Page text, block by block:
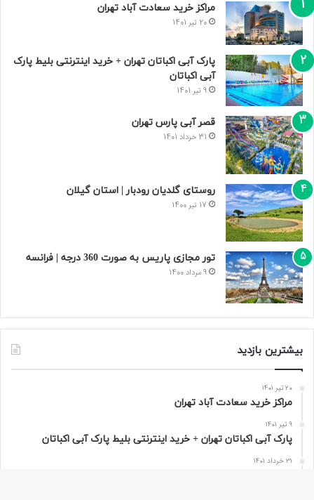
مراکز خرید سعادت‌ آباد تهران
20 تیر 1401
پارک آبی اکباتان تهران + خرید اینترنتی بلیط پارک
آبی اکباتان
9 تیر 1401
قصر آبی پارس تهران
31 خرداد 1401
روستای گلدیان رودبار | استان گیلان
17 تیر 1400
تور مجازی پاریس به صورت 360 درجه | فرانسه
9 مرداد 1400
بیشترین بازدید
20 تیر 1401
مراکز خرید سعادت‌ آباد تهران
9 تیر 1401
پارک آبی اکباتان تهران + خرید اینترنتی بلیط پارک آبی اکباتان
31 خرداد 1401